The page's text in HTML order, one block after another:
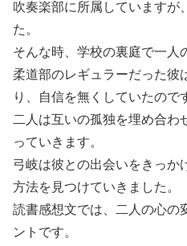
吹奏楽部に所属していますが
た。
そんな時、学校の裏庭で一人
柔道部のレギュラーだった彼
り、自信を無くしていたので
二人は互いの孤独を埋め合わ
っていきます。
弓岐は彼との出会いをきっか
方法を見つけていきました。
読書感想文では、二人の心の
ントです。